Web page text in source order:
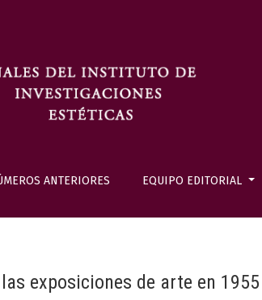
ANTERIORES EQUIPO EDITORIAL
exposiciones de arte en 1955